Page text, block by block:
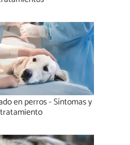
en perros - Síntomas y
tratamiento